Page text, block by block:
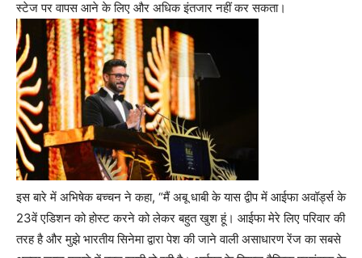
स्टेज पर वापस आने के लिए और अधिक इंतजार नहीं कर सकता।
इस बारे में अभिषेक बच्चन ने कहा, “मैं अबू धाबी के यास द्वीप में आईफा अवॉर्ड्स के
23वें एडिशन को होस्ट करने को लेकर बहुत खुश हूं। आईफा मेरे लिए परिवार की
तरह है और मुझे भारतीय सिनेमा द्वारा पेश की जाने वाली असाधारण रेंज का सबसे